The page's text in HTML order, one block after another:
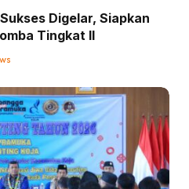
Digelar, Siapkan
Tingkat II